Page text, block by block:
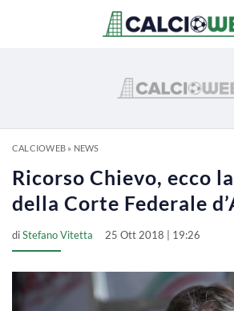
CALCIOWEB» NEWS
Ricorso Chievo, ecco
della Corte Federale
diStefano Vitetta 25 Ott 2018 | 19:26